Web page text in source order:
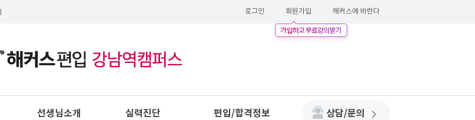
로그인 회원가입 해커스에 바란다
선생님소개 실력진단 편입/합격정보 상담/문의